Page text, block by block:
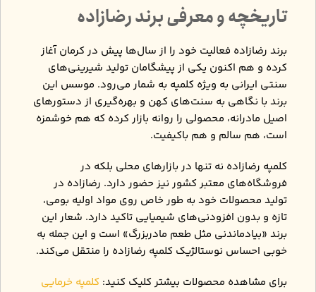
تاریخچه و معرفی برند رضازاده
برند رضازاده فعالیت خود را از سال‌ها پیش در کرمان آغاز
کرده و هم ‌اکنون یکی از پیشگامان تولید شیرینی‌های
سنتی ایرانی به ‌ویژه کلمپه به شمار می‌رود. موسس این
برند با نگاهی به سنت‌های کهن و بهره‌گیری از دستورهای
اصیل مادرانه، محصولی را روانه بازار کرده که هم خوشمزه
است، هم سالم و هم باکیفیت.
کلمپه رضازاده نه‌ تنها در بازارهای محلی بلکه در
فروشگاه‌های معتبر کشور نیز حضور دارد. رضازاده در
تولید محصولات خود به‌ طور خاص روی مواد اولیه بومی،
تازه و بدون افزودنی‌های شیمیایی تاکید دارد. شعار این
برند «بیادماندنی مثل طعم مادربزرگ» است و این جمله به
‌خوبی احساس نوستالژیک کلمپه رضازاده را منتقل می‌کند.
برای مشاهده محصولات بیشتر کلیک کنید: کلمپه خرمایی